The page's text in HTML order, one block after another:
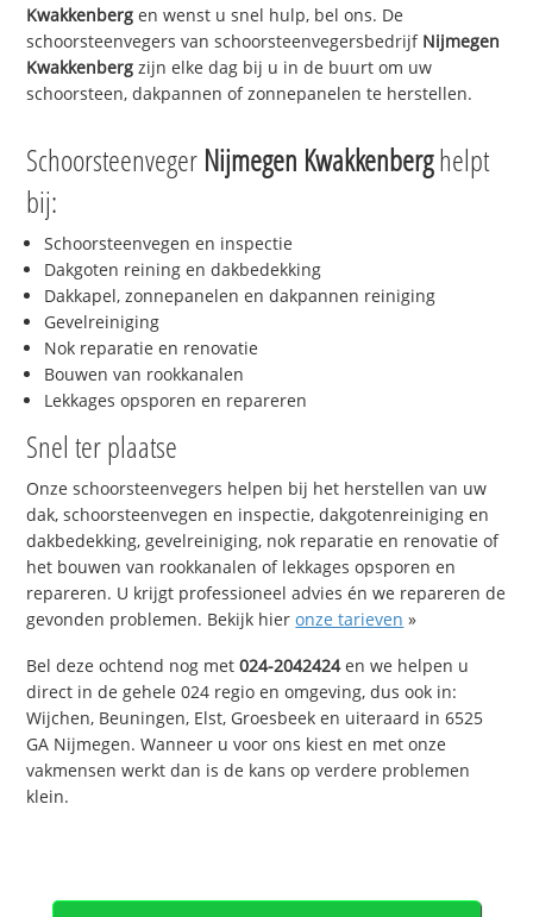
Kwakkenberg en wenst u snel hulp, bel ons. De
schoorsteenvegers van schoorsteenvegersbedrijf Nijmegen
Kwakkenberg zijn elke dag bij u in de buurt om uw
schoorsteen, dakpannen of zonnepanelen te herstellen.
Schoorsteenveger Nijmegen Kwakkenberghelpt
bij:
Schoorsteenvegen en inspectie
Dakgoten reining en dakbedekking
Dakkapel, zonnepanelen en dakpannen reiniging
Gevelreiniging
Nok reparatie en renovatie
Bouwen van rookkanalen
Lekkages opsporen en repareren
Snel ter plaatse
Onze schoorsteenvegers helpen bij het herstellen van uw
dak, schoorsteenvegen en inspectie, dakgotenreiniging en
dakbedekking, gevelreiniging, nok reparatie en renovatie of
het bouwen van rookkanalen of lekkages opsporen en
repareren. U krijgt professioneel advies én we repareren de
gevonden problemen. Bekijk hieronze tarieven »
Bel deze ochtend nog met024-2042424en we helpen u
direct in de gehele 024 regio en omgeving, dus ook in:
Wijchen, Beuningen, Elst, Groesbeek en uiteraard in 6525
GA Nijmegen. Wanneer u voor ons kiest en met onze
vakmensen werkt dan is de kans op verdere problemen
klein.